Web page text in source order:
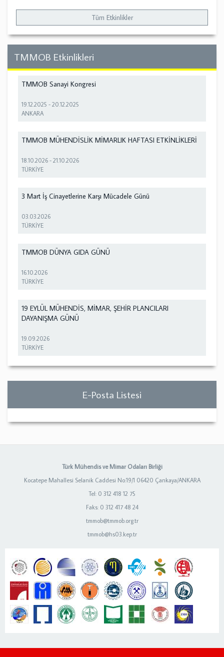
Tüm Etkinlikler
TMMOB Etkinlikleri
TMMOB Sanayi Kongresi
19.12.2025 -20.12.2025
ANKARA
TMMOB MÜHENDİSLİK MİMARLIK HAFTASI ETKİNLİKLERİ
18.10.2026 -21.10.2026
TÜRKİYE
3 Mart İş Cinayetlerine Karşı Mücadele Günü
03.03.2026
TÜRKİYE
TMMOB DÜNYA GIDA GÜNÜ
16.10.2026
TÜRKİYE
19 EYLÜL MÜHENDİS, MİMAR, ŞEHİR PLANCILARI
DAYANIŞMA GÜNÜ
19.09.2026
TÜRKİYE
E-Posta Listesi
Türk Mühendis ve Mimar Odaları Birliği
Kocatepe Mahallesi Selanik Caddesi No:19/1 06420 Çankaya/ANKARA
Tel: 0 312 418 12 75
Faks: 0 312 417 48 24
tmmob@tmmob.org.tr
tmmob@hs03.kep.tr